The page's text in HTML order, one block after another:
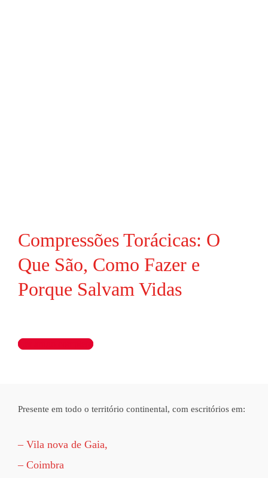
Compressões Torácicas: O
Que São, Como Fazer e
Porque Salvam Vidas
Ler artigo completo
Presente em todo o território continental, com escritórios em:
– Vila nova de Gaia,
– Coimbra